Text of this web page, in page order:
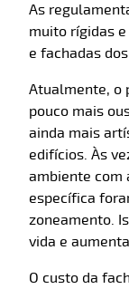
As
muito rígidas
e fachadas
Atualmente, o
pouco mais
ainda mais
edifícios. Às
ambiente com
específica
zoneamento.
vida e
O custo da